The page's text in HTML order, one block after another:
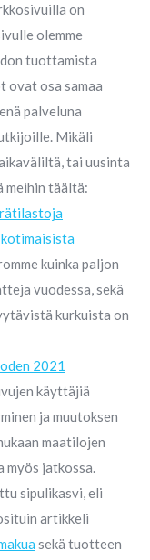
on
olemme
tuottamista
osa samaa
palveluna
Mikäli
tai uusinta
täältä:
kotimaisista
kuinka paljon
vuodessa, sekä
kurkuista on
2021
käyttäjiä
ja muutoksen
maatilojen
myös jatkossa.
sipulikasvi, eli
artikkeli
sekä tuotteen